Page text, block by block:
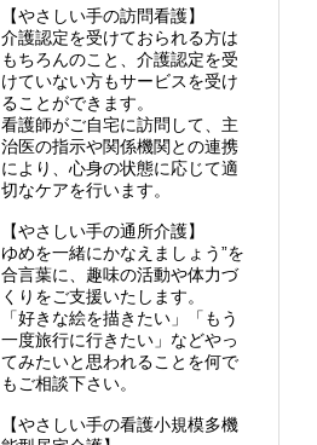
【やさしい手の訪問看護】
介護認定を受けておられる方は
もちろんのこと、介護認定を受
けていない方もサービスを受け
ることができます。
看護師がご自宅に訪問して、主
治医の指示や関係機関との連携
により、心身の状態に応じて適
切なケアを行います。
【やさしい手の通所介護】
ゆめを一緒にかなえましょう”を
合言葉に、趣味の活動や体力づ
くりをご支援いたします。
「好きな絵を描きたい」「もう
一度旅行に行きたい」などやっ
てみたいと思われることを何で
もご相談下さい。
【やさしい手の看護小規模多機